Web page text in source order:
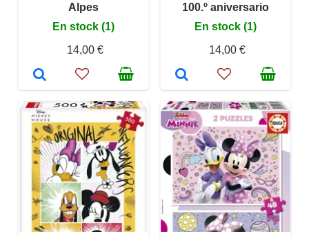
Alpes
En stock (1)
14,00 €
100.º aniversario
En stock (1)
14,00 €